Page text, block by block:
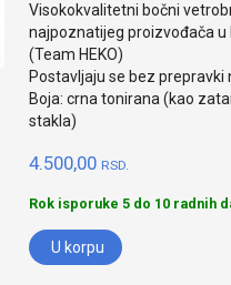
Visokokvalitetni bočni
najpoznatijeg proizvođača u
(Team HEKO)
Postavljaju se bez prepravki
Boja: crna tonirana (kao
stakla)
4.500,00 RSD.
Rok isporuke 5 do 10 radnih
U korpu